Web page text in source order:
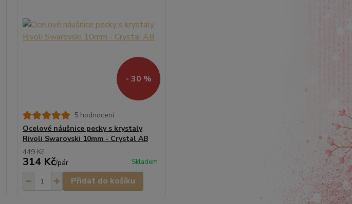
- 30 %
5 hodnocení
Ocelové náušnice pecky s krystaly
Rivoli Swarovski 10mm - Crystal AB
449 Kč
314 Kč/pár Skladem
Přidat do košíku